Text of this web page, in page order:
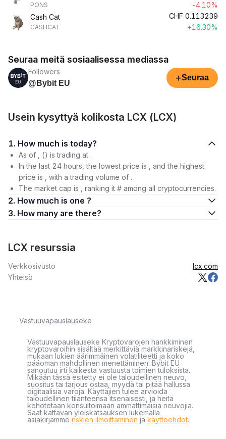
PONS
-4.10%
Cash Cat
CASHCAT
CHF 0.113239
+16.30%
Seuraa meitä sosiaalisessa mediassa
Followers
@Bybit EU
+Seuraa
Usein kysyttyä kolikosta LCX (LCX)
1. How much is today?
As of , () is trading at .
In the last 24 hours, the lowest price is , and the highest
price is , with a trading volume of .
The market cap is , ranking it # among all cryptocurrencies.
2. How much is one ?
3. How many are there?
LCX resurssia
Verkkosivusto
lcx.com
Yhteisö
Vastuuvapauslauseke
Vastuuvapauslauseke Kryptovarojen hankkiminen
kryptovaroihin sisältää merkittäviä markkinariskejä,
mukaan lukien äärimmäinen volatiliteetti ja koko
pääoman mahdollinen menettäminen. Bybit EU
sanoutuu irti kaikesta vastuusta toimien tuloksista.
Mikään tässä esitetty ei ole taloudellinen neuvo,
suositus tai tarjous ostaa, myydä tai pitää hallussa
digitaalisia varoja. Käyttäjien tulee arvioida
taloudellinen tilanteensa itsenäisesti, ja heitä
kehotetaan konsultoimaan ammattimaisia neuvojia.
Saat kattavan yleiskatsauksen lukemalla
asiakirjamme riskien ilmoittaminen ja käyttöehdot.